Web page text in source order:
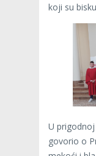
koji su
U
govorio o